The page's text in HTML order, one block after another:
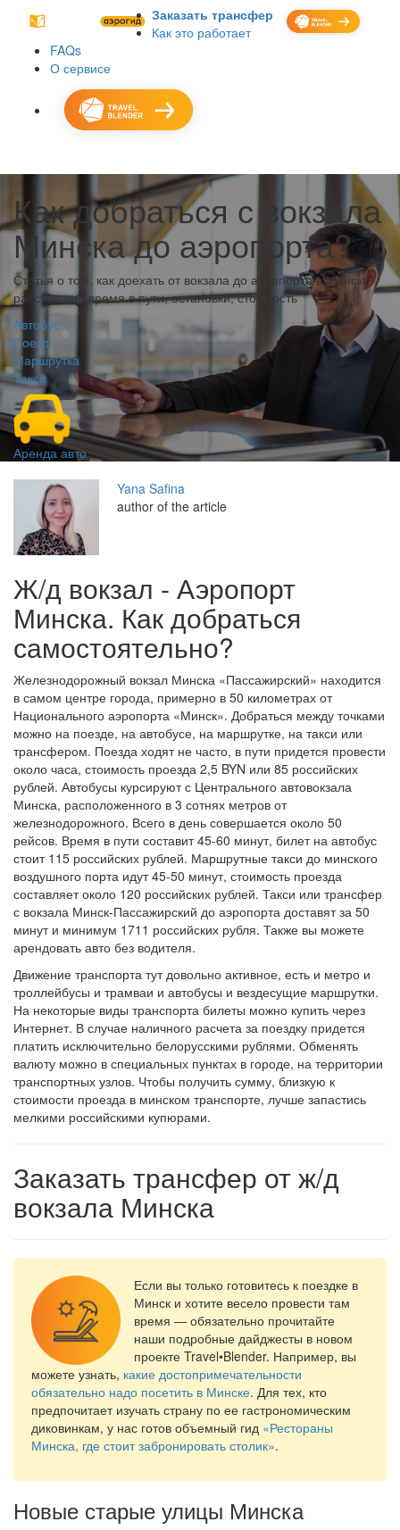
Заказать трансфер
Как это работает
FAQs
О сервисе
Как добраться с вокзала
Минска до аэропорта?
Статья о том, как доехать от вокзала до аэропорта в Минске:
расстояние, время в пути, остановки, стоимость
Автобус
Поезд
Маршрутка
Такси
Аренда авто
Yana Safina
author of the article
Ж/д вокзал - Аэропорт
Минска. Как добраться
самостоятельно?
Железнодорожный вокзал Минска «Пассажирский» находится
в самом центре города, примерно в 50 километрах от
Национального аэропорта «Минск». Добраться между точками
можно на поезде, на автобусе, на маршрутке, на такси или
трансфером. Поезда ходят не часто, в пути придется провести
около часа, стоимость проезда 2,5 BYN или 85 российских
рублей. Автобусы курсируют с Центрального автовокзала
Минска, расположенного в 3 сотнях метров от
железнодорожного. Всего в день совершается около 50
рейсов. Время в пути составит 45-60 минут, билет на автобус
стоит 115 российских рублей. Маршрутные такси до минского
воздушного порта идут 45-50 минут, стоимость проезда
составляет около 120 российских рублей. Такси или трансфер
с вокзала Минск-Пассажирский до аэропорта доставят за 50
минут и минимум 1711 российских рубля. Также вы можете
арендовать авто без водителя.
Движение транспорта тут довольно активное, есть и метро и
троллейбусы и трамваи и автобусы и вездесущие маршрутки.
На некоторые виды транспорта билеты можно купить через
Интернет. В случае наличного расчета за поездку придется
платить исключительно белорусскими рублями. Обменять
валюту можно в специальных пунктах в городе, на территории
транспортных узлов. Чтобы получить сумму, близкую к
стоимости проезда в минском транспорте, лучше запастись
мелкими российскими купюрами.
Заказать трансфер от ж/д
вокзала Минска
Если вы только готовитесь к поездке в
Минск и хотите весело провести там
время — обязательно прочитайте
наши подробные дайджесты в новом
проекте Travel•Blender. Например, вы
можете узнать, какие достопримечательности
обязательно надо посетить в Минске. Для тех, кто
предпочитает изучать страну по ее гастрономическим
диковинкам, у нас готов объемный гид «Рестораны
Минска, где стоит забронировать столик».
Новые старые улицы Минска